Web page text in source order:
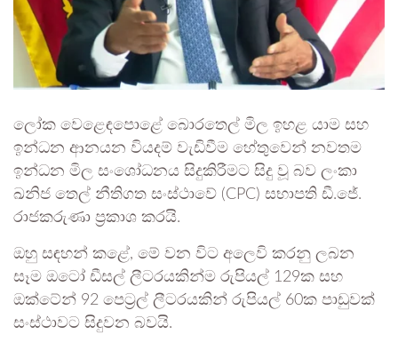
ලෝක වෙළෙඳපොළේ බොරතෙල් මිල ඉහළ යාම සහ
ඉන්ධන ආනයන වියදම් වැඩිවීම හේතුවෙන් නවතම
ඉන්ධන මිල සංශෝධනය සිදුකිරීමට සිදු වූ බව ලංකා
ඛනිජ තෙල් නීතිගත සංස්ථාවේ (CPC) සභාපති ඩී.ජේ.
රාජකරුණා ප්‍රකාශ කරයි.
ඔහු සඳහන් කළේ, මේ වන විට අලෙවි කරනු ලබන
සෑම ඔටෝ ඩීසල් ලීටරයකින්ම රුපියල් 129ක සහ
ඔක්ටේන් 92 පෙට්‍රල් ලීටරයකින් රුපියල් 60ක පාඩුවක්
සංස්ථාවට සිදුවන බවයි.